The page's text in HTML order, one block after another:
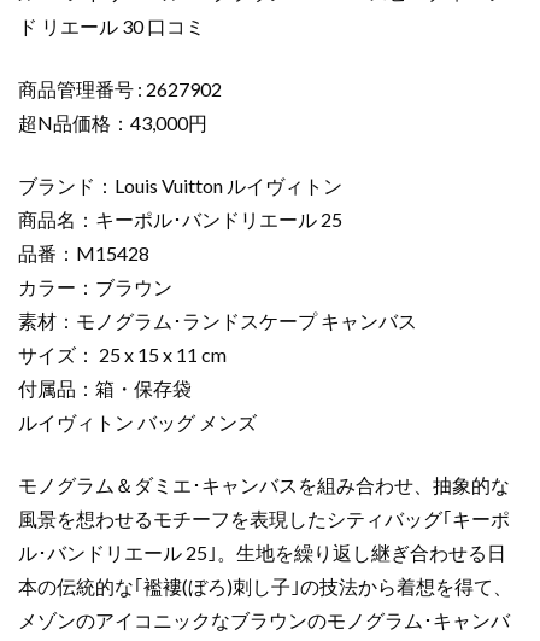
ポ
バ
ン
リ
ー
ル
25
ブ
ラ
ウ
ン
M15428
ピ
ー
デ
ィ
バ
ド リエール 30 口コミ
商品管理番号 : 2627902
超N品価格：43,000円
ブランド：Louis Vuitton ルイヴィトン
商品名：キーポル･バンドリエール 25
品番：M15428
カラー：ブラウン
素材：モノグラム･ランドスケープ キャンバス
サイズ： 25 x 15 x 11 cm
付属品：箱・保存袋
ルイヴィトン バッグ メンズ
モノグラム＆ダミエ･キャンバスを組み合わせ、抽象的な
風景を想わせるモチーフを表現したシティバッグ｢キーポ
ル･バンドリエール 25｣。生地を繰り返し継ぎ合わせる日
本の伝統的な｢襤褸(ぼろ)刺し子｣の技法から着想を得て、
メゾンのアイコニックなブラウンのモノグラム･キャンバ